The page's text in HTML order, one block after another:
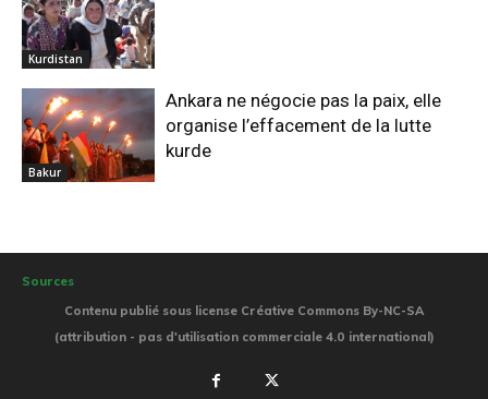
Kurdistan
Bakur
Ankara ne négocie pas la paix, elle
organise l’effacement de la lutte
kurde
Sources
Contenu publié sous license Créative Commons By-NC-SA
(attribution - pas d'utilisation commerciale 4.0 international)